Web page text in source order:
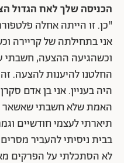
הכניסה שלך לאח הגדול
"כן. זו הייתה אחלה
אני בתחילתה של קריירה
וכשהגיעה ההצעה, חשבתי
החלטנו להיענות להצעה.
היה בעניין. אני בן אדם
האמת שלא חשבתי שאשאר
תיארתי לעצמי חודשיים
בבית ניסיתי להעביר
לא הסתכלתי על הפרקים